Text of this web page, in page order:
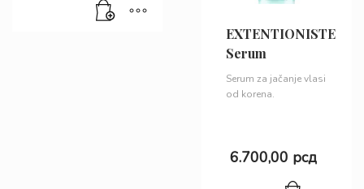
EXTENTIONISTE
Serum
Serum za jačanje vlasi
od korena.
6.700,00 рсд